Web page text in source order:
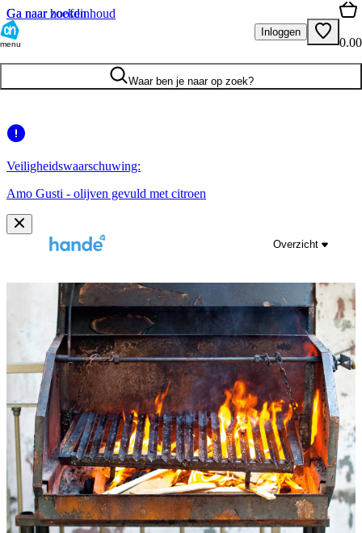
Ga naar hoofdinhoud
Ga naar zoeken
menu
Inloggen
0.00
Waar ben je naar op zoek?
Veiligheidswaarschuwing:
Amo Gusti - olijven gevuld met citroen
Overzicht